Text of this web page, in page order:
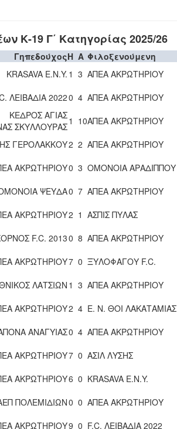
Κ-19 Γ΄ Κατηγορίας 2025/26
ΓηπεδούχοςH A Φιλοξενούμενη
KRASAVA Ε.Ν.Y. 1 3 ΑΠΕΑ ΑΚΡΩΤΗΡΙΟΥ
ΛΕΙΒΑΔΙΑ 20220 4 ΑΠΕΑ ΑΚΡΩΤΗΡΙΟΥ
ΚΕΔΡΟΣ ΑΓΙΑΣ
ΣΚΥΛΛΟΥΡΑΣ1 10ΑΠΕΑ ΑΚΡΩΤΗΡΙΟΥ
ΓΕΡΟΛΑΚΚΟΥ2 2 ΑΠΕΑ ΑΚΡΩΤΗΡΙΟΥ
ΑΚΡΩΤΗΡΙΟΥ0 3 ΟΜΟΝΟΙΑ ΑΡΑΔΙΠΠΟΥ
ΨΕΥΔΑ0 7 ΑΠΕΑ ΑΚΡΩΤΗΡΙΟΥ
ΑΚΡΩΤΗΡΙΟΥ2 1 ΑΣΠΙΣ ΠΥΛΑΣ
F.C. 20130 8 ΑΠΕΑ ΑΚΡΩΤΗΡΙΟΥ
ΑΚΡΩΤΗΡΙΟΥ7 0 ΞΥΛΟΦΑΓΟΥ F.C.
ΛΑΤΣΙΩΝ1 3 ΑΠΕΑ ΑΚΡΩΤΗΡΙΟΥ
ΑΚΡΩΤΗΡΙΟΥ2 4 Ε. Ν. ΘΟΙ ΛΑΚΑΤΑΜΙΑΣ
ΑΝΑΓΥΙΑΣ0 4 ΑΠΕΑ ΑΚΡΩΤΗΡΙΟΥ
ΑΚΡΩΤΗΡΙΟΥ7 0 ΑΣΙΛ ΛΥΣΗΣ
ΑΚΡΩΤΗΡΙΟΥ6 0 KRASAVA Ε.Ν.Y.
ΠΟΛΕΜΙΔΙΩΝ0 0 ΑΠΕΑ ΑΚΡΩΤΗΡΙΟΥ
ΑΚΡΩΤΗΡΙΟΥ9 0 F.C. ΛΕΙΒΑΔΙΑ 2022